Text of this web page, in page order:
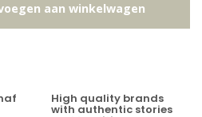
aan winkelwagen
High quality brands
with authentic stories